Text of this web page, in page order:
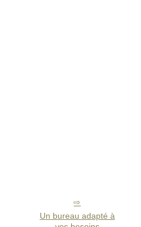
Un bureau adapté à